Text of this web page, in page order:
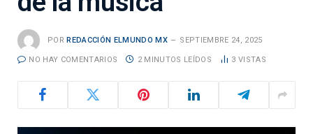
POR REDACCIÓN ELMUNDO MX SEPTIEMBRE 24, 2025
NO HAY COMENTARIOS 2 MINUTOS LEÍDOS 3 VISTAS